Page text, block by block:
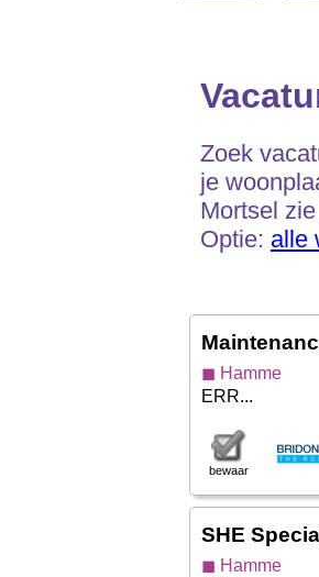
Zoek
je
Mortsel
Optie: alle
◼ Hamme
ERR...
bewaar
SHE
◼ Hamme